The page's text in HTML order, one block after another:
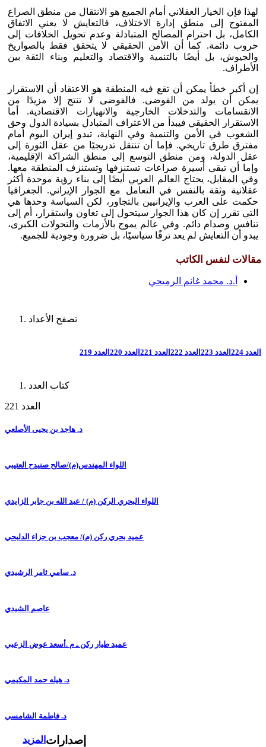
لهذا فإن الخيار العقلاني أمام الجميع هو الانتقال من منطق الصراع
المفتوح إلى منطق إدارة الاختلاف، فالتعايش لا يعني الاتفاق
الكامل، بل احترام المصالح المتبادلة وعدم تحويل الخلافات إلى
حروب دائمة. كما أن الأمن الحقيقي لا يتحقق فقط بالصواريخ
والجيوش، بل أيضًا بالتنمية والاقتصاد والتعليم وبناء الثقة بين
الأطراف.
إن أكبر خطأ يمكن أن تقع فيه المنطقة هو الاعتقاد أن الاستقرار
يمكن أن يولد من الفوضى. فالفوضى لا تنتج إلا مزيدًا من
الانقسامات والتدخلات الخارجية والانهيارات الاقتصادية. أما
الاستقرار الحقيقي فيبدأ من الاعتراف المتبادل بسيادة الدول وحق
الشعوب في الأمن والتنمية وفي النهاية، تبدو إيران اليوم أمام
مفترق طرق تاريخي. فإما أن تنتقل تدريجيًا من عقل الثورة إلى
عقل الدولة، ومن منطق التوسع إلى منطق الشراكة الإقليمية،
وإما أن تبقى أسيرة صراعات تستنزفها وتستنزف المنطقة معها.
وفي المقابل، يحتاج العالم العربي أيضًا إلى بناء رؤية موحدة أكثر
عقلانية وثقة بالنفس في التعامل مع الجوار الإيراني. الجغرافيا
حكمت على العرب والإيرانيين بالتجاور، لكن السياسة وحدها هي
التي تقرر إن كان هذا الجوار سيتحول إلى تعاون واستقرار، أم إلى
تنافس وصدام دائم. وفي عالم يموج بالأزمات والتحولات الكبرى،
يبدو أن التعايش لم يعد ترفًا سياسيًا، بل ضرورة وجودية للجميع.
مقالات لنفس الكاتب
أ.د. محمد غانم الرميحي
تصفح الأعداد
العدد 224 العدد 223 العدد 222 العدد 221 العدد 220 العدد 219
كتاب العدد
العدد 221
د. هاجد بن يحيى الأصلعي
اللواء المهندس(م)/صالح صنيدح العتيبي
اللواء البحري الركن (م) / عبد الله بن جابر الزايدي
عميد بحري ركن (م)/ معجب بن جزاء الدلبحي
د. سامي ثامر الرشيدي
عاصم الشيدي
عميد طيار ركن ـ م .أسعد عوض الزعبي
د. هيله حمد المكيمي
د. فاطمة الشامسي
المزيد إصدارات